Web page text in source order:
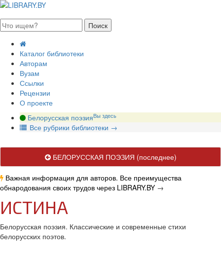
Каталог библиотеки
Авторам
Вузам
Ссылки
Рецензии
О проекте
Белорусская поэзияВы здесь
Все рубрики библиотеки →
БЕЛОРУССКАЯ ПОЭЗИЯ (последнее)
Важная информация для авторов. Все преимущества
обнародования своих трудов через LIBRARY.BY →
ИСТИНА
Белорусская поэзия. Классические и современные стихи
белорусских поэтов.